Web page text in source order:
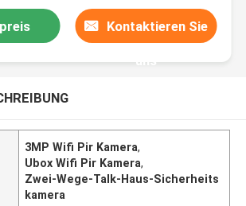
Kontaktieren Sie
uns
3MP Wifi Pir Kamera,
Ubox Wifi Pir Kamera,
Zwei-Wege-Talk-Haus-Sicherheits
kamera